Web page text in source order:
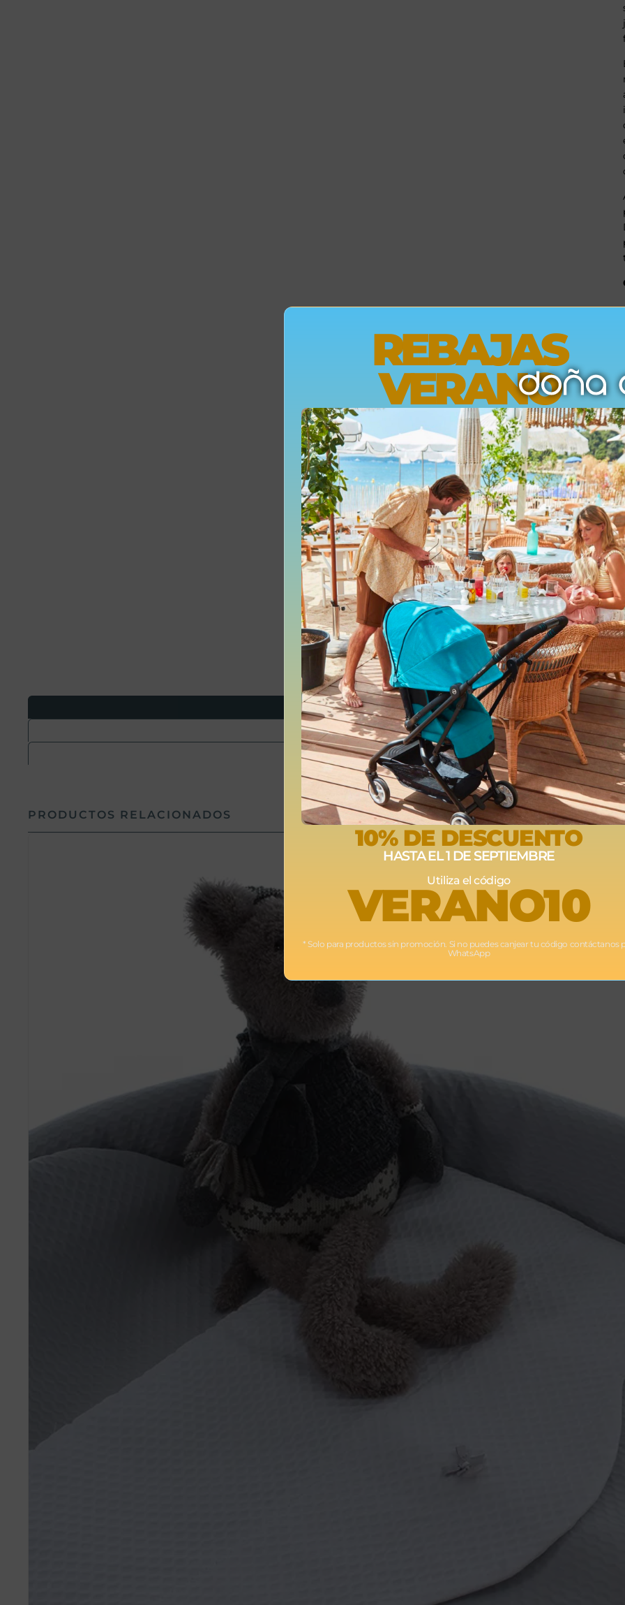
Opiniones
Envíos
Devoluciones
PRODUCTOS RELACIONADOS
REBAJAS
VERANO
10% DE DESCUENTO
HASTA EL 1 DE SEPTIEMBRE
Utiliza el código
VERANO10
* Solo para productos sin promoción. Si no puedes canjear tu código contáctanos
WhatsApp